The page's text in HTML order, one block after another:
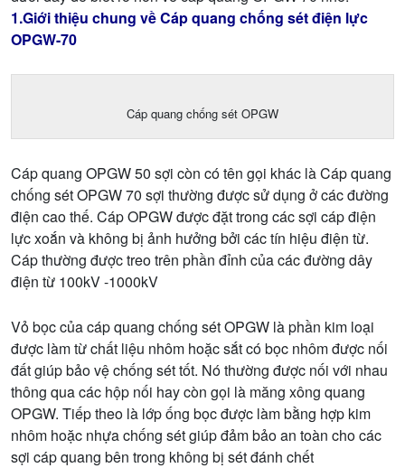
1.Giới thiệu chung về Cáp quang chống sét điện lực
OPGW-70
Cáp quang chống sét OPGW
Cáp quang OPGW 50 sợi còn có tên gọi khác là Cáp quang
chống sét OPGW 70 sợi thường được sử dụng ở các đường
điện cao thế. Cáp OPGW được đặt trong các sợi cáp điện
lực xoắn và không bị ảnh hưởng bởi các tín hiệu điện từ.
Cáp thường được treo trên phần đỉnh của các đường dây
điện từ 100kV -1000kV
Vỏ bọc của cáp quang chống sét OPGW là phần kim loại
được làm từ chất liệu nhôm hoặc sắt có bọc nhôm được nối
đất giúp bảo vệ chống sét tốt. Nó thường được nối với nhau
thông qua các hộp nối hay còn gọi là măng xông quang
OPGW. Tiếp theo là lớp ống bọc được làm bằng hợp kim
nhôm hoặc nhựa chống sét giúp đảm bảo an toàn cho các
sợi cáp quang bên trong không bị sét đánh chết